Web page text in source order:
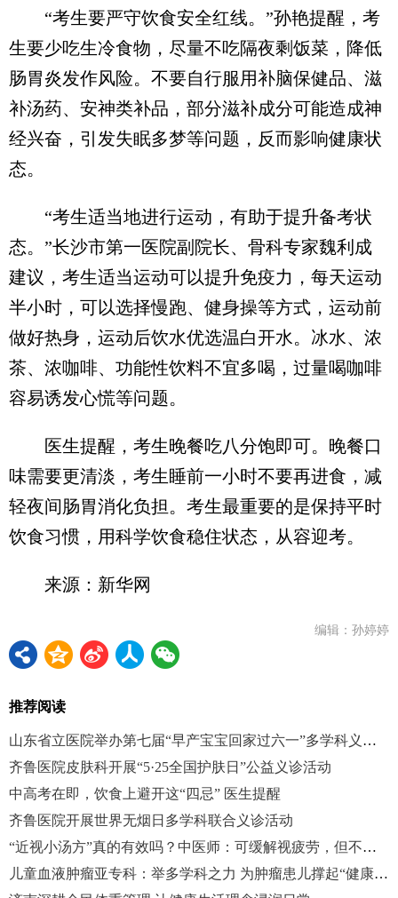
“考生要严守饮食安全红线。”孙艳提醒，考
生要少吃生冷食物，尽量不吃隔夜剩饭菜，降低
肠胃炎发作风险。不要自行服用补脑保健品、滋
补汤药、安神类补品，部分滋补成分可能造成神
经兴奋，引发失眠多梦等问题，反而影响健康状
态。
“考生适当地进行运动，有助于提升备考状
态。”长沙市第一医院副院长、骨科专家魏利成
建议，考生适当运动可以提升免疫力，每天运动
半小时，可以选择慢跑、健身操等方式，运动前
做好热身，运动后饮水优选温白开水。冰水、浓
茶、浓咖啡、功能性饮料不宜多喝，过量喝咖啡
容易诱发心慌等问题。
医生提醒，考生晚餐吃八分饱即可。晚餐口
味需要更清淡，考生睡前一小时不要再进食，减
轻夜间肠胃消化负担。考生最重要的是保持平时
饮食习惯，用科学饮食稳住状态，从容迎考。
来源：新华网
编辑：孙婷婷
推荐阅读
山东省立医院举办第七届“早产宝宝回家过六一”多学科义诊活动
齐鲁医院皮肤科开展“5·25全国护肤日”公益义诊活动
中高考在即，饮食上避开这“四忌” 医生提醒
齐鲁医院开展世界无烟日多学科联合义诊活动
“近视小汤方”真的有效吗？中医师：可缓解视疲劳，但不能逆转真性近视
儿童血液肿瘤亚专科：举多学科之力 为肿瘤患儿撑起“健康伞”